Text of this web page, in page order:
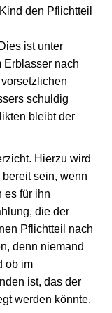
den Pflichtteil
ist unter
Erblasser nach
schuldig
bleibt der
Hierzu wird
sein, wenn
es für ihn
die der
Pflichtteil nach
denn niemand
ob im
ist, das der
werden könnte.